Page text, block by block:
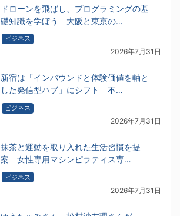
ドローンを飛ばし、プログラミングの基
礎知識を学ぼう 大阪と東京の…
ビジネス
2026年7月31日
新宿は「インバウンドと体験価値を軸と
した発信型ハブ」にシフト 不…
ビジネス
2026年7月31日
抹茶と運動を取り入れた生活習慣を提
案 女性専用マシンピラティス専…
ビジネス
2026年7月31日